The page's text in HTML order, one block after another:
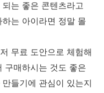
는 좋은 콘텐츠라고
는 아이라면 정말 몰
무료 도안으로 체험해
구매하시는 것도 좋은
들기에 관심이 있는지